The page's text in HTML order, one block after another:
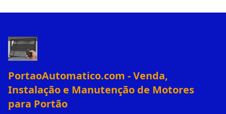
PortaoAutomatico.com - Venda,
Instalação e Manutenção de Motores
para Portão